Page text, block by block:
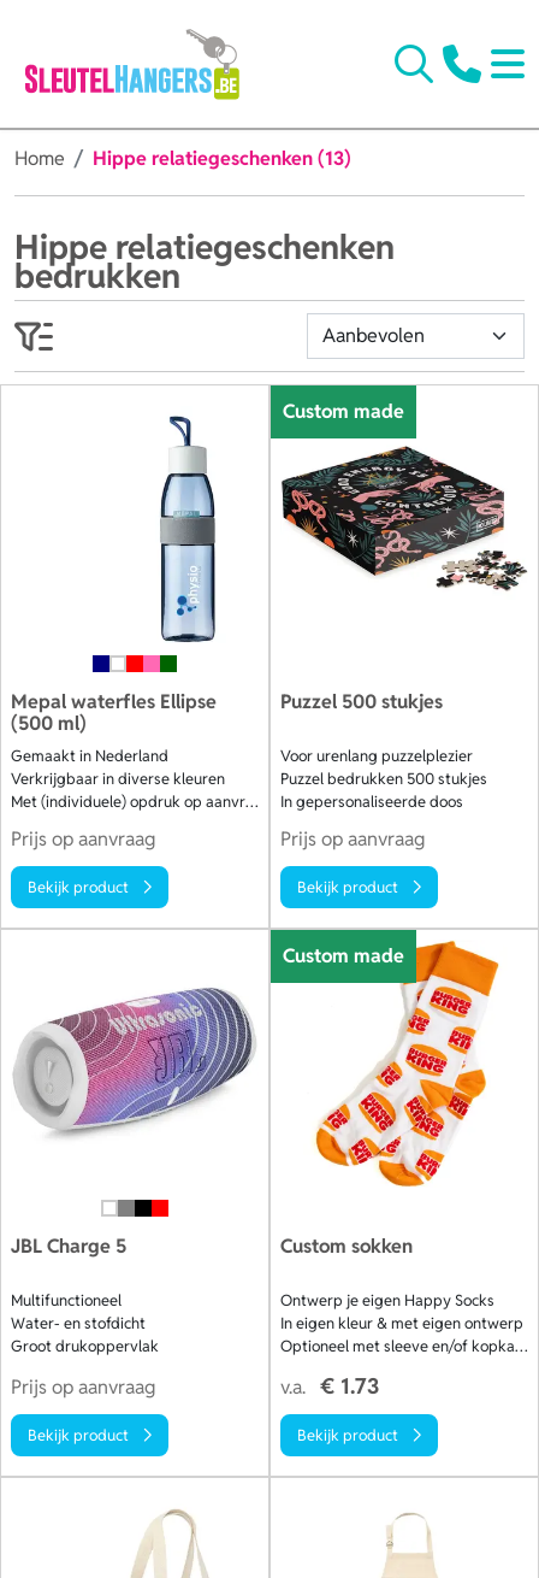
Home Hippe relatiegeschenken (13)
Hippe relatiegeschenken
bedrukken
Mepal waterfles Ellipse
(500 ml)
Gemaakt in Nederland
Verkrijgbaar in diverse kleuren
Met (individuele) opdruk op aanvraag
Prijs op aanvraag
Bekijk product
Custom made
Puzzel 500 stukjes
Voor urenlang puzzelplezier
Puzzel bedrukken 500 stukjes
In gepersonaliseerde doos
Prijs op aanvraag
Bekijk product
JBL Charge 5
Multifunctioneel
Water- en stofdicht
Groot drukoppervlak
Prijs op aanvraag
Bekijk product
Custom made
Custom sokken
Ontwerp je eigen Happy Socks
In eigen kleur & met eigen ontwerp
Optioneel met sleeve en/of kopkaart
v.a. € 1.73
Bekijk product